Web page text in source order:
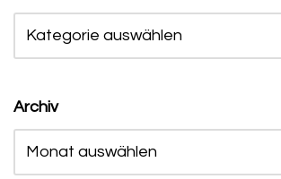
Archiv